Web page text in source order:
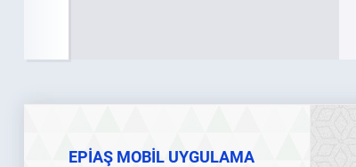
EPİAŞ MOBİL UYGULAMA